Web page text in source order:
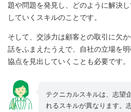
題や問題を発見し、どのように解決
していくスキルのことです。
そして、交渉力は顧客との取引に欠
話をふまえたうえで、自社の立場を
協点を見出していくことも必要です。
テクニカルスキルは、志望
れるスキルが異なります。